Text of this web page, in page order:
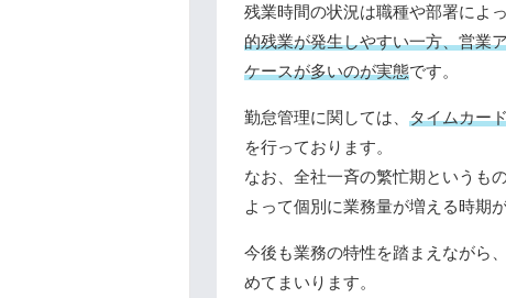
残業時間の状況は職種や部署によっ
的残業が発生しやすい一方、営業
ケースが多いのが実態です。
勤怠管理に関しては、 タイムカー
を行っております。
なお、全社一斉の繁忙期というも
よって個別に業務量が増える時期
今後も業務の特性を踏まえながら
めてまいります。